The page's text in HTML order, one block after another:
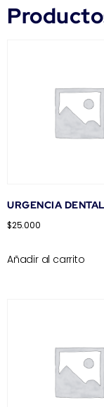
URGENCIA DENTAL
$25.000
Añadir al carrito